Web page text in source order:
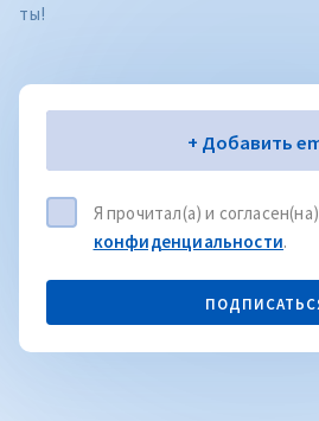
ты!
Электронная почта
+ Добавить
Я прочитал(а) и
конфиденциальности.